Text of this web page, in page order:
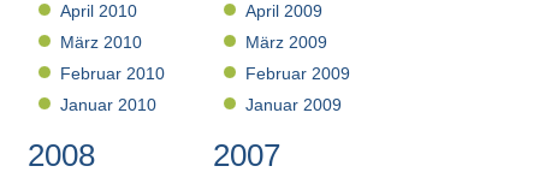
April 2010
März 2010
Februar 2010
Januar 2010
April 2009
März 2009
Februar 2009
Januar 2009
2008 2007